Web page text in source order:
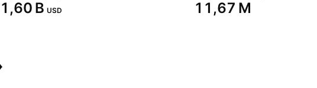
‪1,60 B‬ USD ‪11,67 M‬